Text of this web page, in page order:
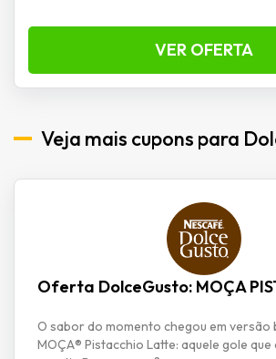
VER OFERTA
Veja mais cupons para
Oferta DolceGusto: MOÇA
O sabor do momento chegou em versão
MOÇA® Pistacchio Latte: aquele gole